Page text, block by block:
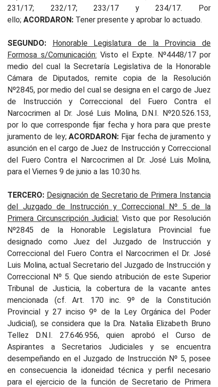
231/17; 232/17; 233/17 y 234/17. Por
ello; ACORDARON: Tener presente y aprobar lo actuado.
SEGUNDO:
Honorable Legislatura de la Provincia de
Formosa s/Comunicación: Visto el Expte. Nº4448/17 por
medio del cual la Secretaría Legislativa de la Honorable
Cámara de Diputados, remite copia de la Resolución
Nº2845, por medio del cual se designa en el cargo de Juez
de Instrucción y Correccional del Fuero Contra el
Narcocrimen al Dr. José Luis Molina, D.N.I. Nº20.526.153,
por lo que corresponde fijar fecha y hora para que preste
juramento de ley;ACORDARON: Fijar fecha de juramento y
asunción en el cargo de Juez de Instrucción y Correccional
del Fuero Contra el Narcocrimen al Dr. José Luis Molina,
para el Viernes 9 de junio a las 10:30 hs.
TERCERO: Designación de Secretario de Primera Instancia
del Juzgado de Instrucción y Correccional Nº 5 de la
Primera Circunscripción Judicial: Visto que por Resolución
Nº2845 de la Honorable Legislatura Provincial fue
designado como Juez del Juzgado de Instrucción y
Correccional del Fuero Contra el Narcocrimen el Dr. José
Luis Molina, actual Secretario del Juzgado de Instrucción y
Correccional Nº 5. Que siendo atribución de este Superior
Tribunal de Justicia, la cobertura de la vacante antes
mencionada (cf. Art. 170 inc. 9º de la Constitución
Provincial y 27 inciso 9º de la Ley Orgánica del Poder
Judicial), se considera que la Dra. Natalia Elizabeth Bruno
Tellez D.N.I. 27.646.956, quien aprobó el Curso de
Aspirantes a Secretarios Judiciales y se encuentra
desempeñando en el Juzgado de Instrucción Nº 5, posee
en consecuencia la idoneidad técnica y perfil necesario
para el ejercicio de la función de Secretario de Primera